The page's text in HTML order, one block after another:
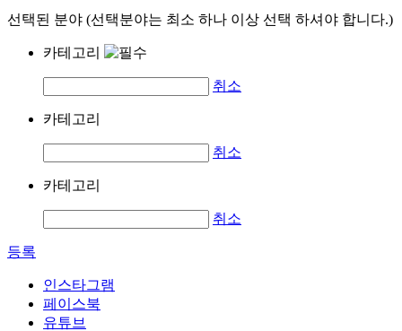
선택된 분야 (선택분야는 최소 하나 이상 선택 하셔야 합니다.)
카테고리
취소
카테고리
취소
카테고리
취소
등록
인스타그램
페이스북
유튜브